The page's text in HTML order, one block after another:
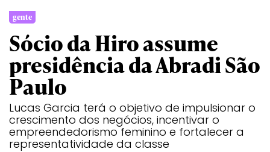
gente
Sócio da Hiro assume
presidência da Abradi São
Paulo
Lucas Garcia terá o objetivo de impulsionar o
crescimento dos negócios, incentivar o
empreendedorismo feminino e fortalecer a
representatividade da classe